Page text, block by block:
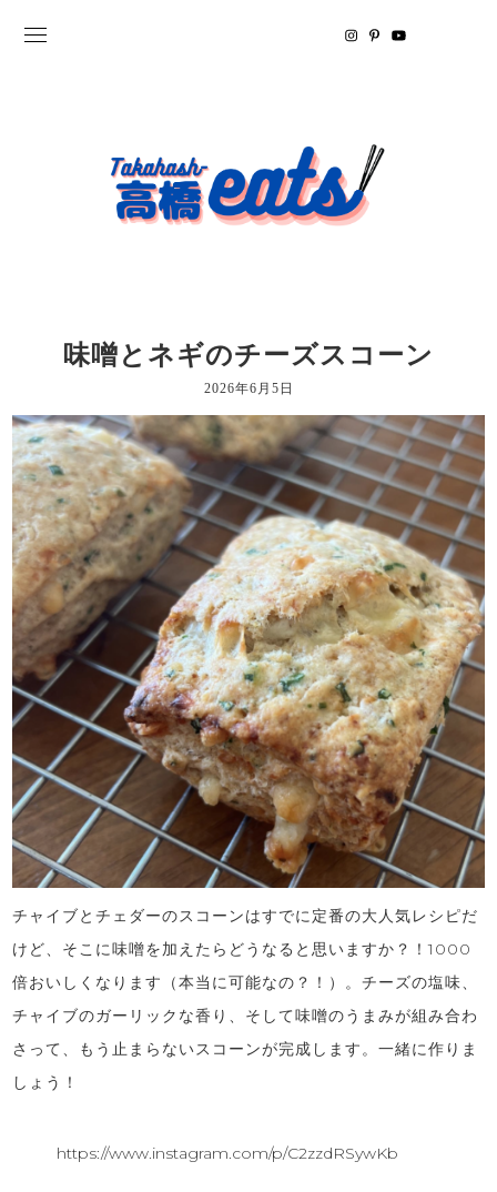
味噌とネギのチーズスコーン
2026年6月5日
チャイブとチェダーのスコーンはすでに定番の大人気レシピだ
けど、そこに味噌を加えたらどうなると思いますか？！1000
倍おいしくなります（本当に可能なの？！）。チーズの塩味、
チャイブのガーリックな香り、そして味噌のうまみが組み合わ
さって、もう止まらないスコーンが完成します。一緒に作りま
しょう！
https://www.instagram.com/p/C2zzdRSywKb